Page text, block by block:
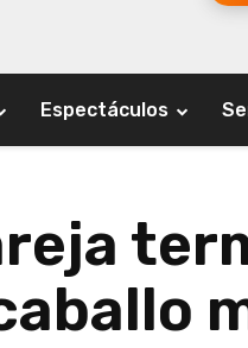
Espectáculos